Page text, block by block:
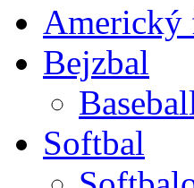
Americký
Bejzbal
Softbal